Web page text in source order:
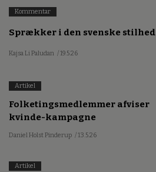
Kommentar
Sprækker i den svenske stilhed
Kajsa Li Paludan / 19.5.26
Artikel
Folketingsmedlemmer afviser
kvinde-kampagne
Daniel Holst Pinderup / 13.5.26
Artikel